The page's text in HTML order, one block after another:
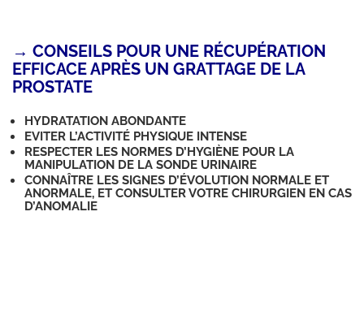
→ CONSEILS POUR UNE RÉCUPÉRATION
EFFICACE APRÈS UN GRATTAGE DE LA
PROSTATE
HYDRATATION ABONDANTE
EVITER L’ACTIVITÉ PHYSIQUE INTENSE
RESPECTER LES NORMES D’HYGIÈNE POUR LA
MANIPULATION DE LA SONDE URINAIRE
CONNAÎTRE LES SIGNES D’ÉVOLUTION NORMALE ET
ANORMALE, ET CONSULTER VOTRE CHIRURGIEN EN CAS
D’ANOMALIE